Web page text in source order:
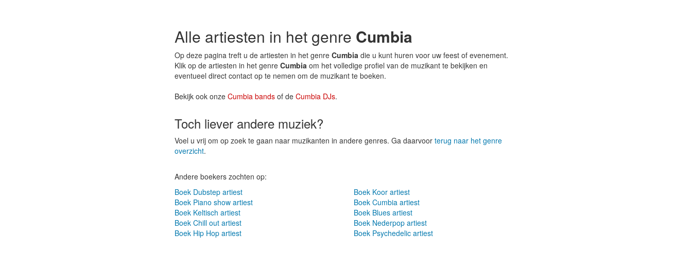
Alle artiesten in het genre Cumbia
Op deze pagina treft u de artiesten in het genre Cumbia die u kunt huren voor uw feest of evenement.
Klik op de artiesten in het genre Cumbia om het volledige profiel van de muzikant te bekijken en
eventueel direct contact op te nemen om de muzikant te boeken.
Bekijk ook onze Cumbia bands of de Cumbia DJs.
Toch liever andere muziek?
Voel u vrij om op zoek te gaan naar muzikanten in andere genres. Ga daarvoor terug naar het genre
overzicht.
Andere boekers zochten op:
Boek Dubstep artiest
Boek Piano show artiest
Boek Keltisch artiest
Boek Chill out artiest
Boek Hip Hop artiest
Boek Koor artiest
Boek Cumbia artiest
Boek Blues artiest
Boek Nederpop artiest
Boek Psychedelic artiest